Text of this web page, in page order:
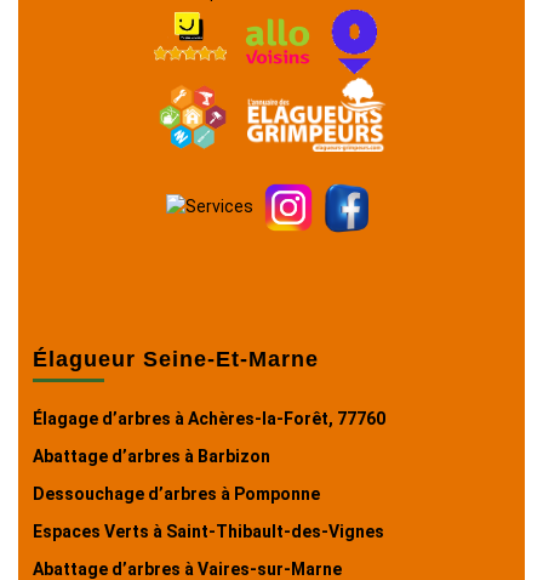
Élagueur Seine-Et-Marne
Élagage d’arbres à Achères-la-Forêt, 77760
Abattage d’arbres à Barbizon
Dessouchage d’arbres à Pomponne
Espaces Verts à Saint-Thibault-des-Vignes
Abattage d’arbres à Vaires-sur-Marne